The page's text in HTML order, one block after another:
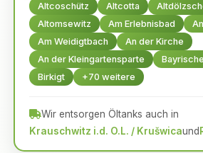
Altcoschütz Altcotta
Altomsewitz
Am Erlebnisbad
Am Weidigtbach
An der Kirche
An der Kleingartensparte
Birkigt
+70 weitere
Wir entsorgen Öltanks auch in
Krauschwitz i.d. O.L. / Krušwicaund